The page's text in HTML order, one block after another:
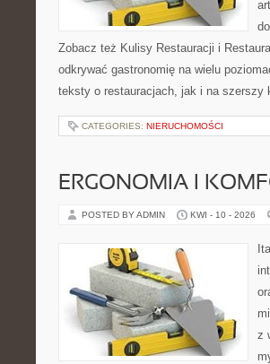
Zobacz też Kulisy Restauracji i
odkrywać gastronomię na wielu
teksty o restauracjach, jak i na
CATEGORIES: NIERUCHOMOŚCI
ERGONOMIA I
POSTED BY ADMIN KWI - 10 - 2026
z